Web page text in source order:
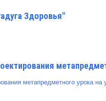
Здоровья"
метапредметного урока на